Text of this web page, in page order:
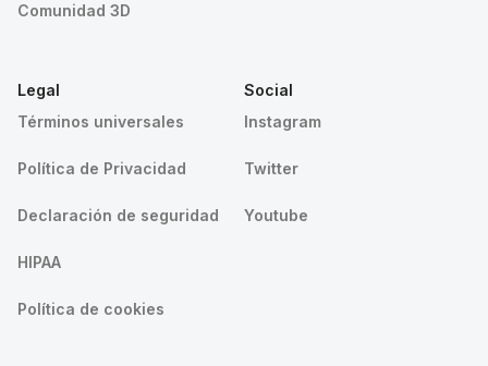
Comunidad 3D
Legal
Términos universales
Política de Privacidad
Declaración de seguridad
HIPAA
Política de cookies
Social
Instagram
Twitter
Youtube